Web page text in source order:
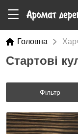
Головна
Стартові
Фільтр